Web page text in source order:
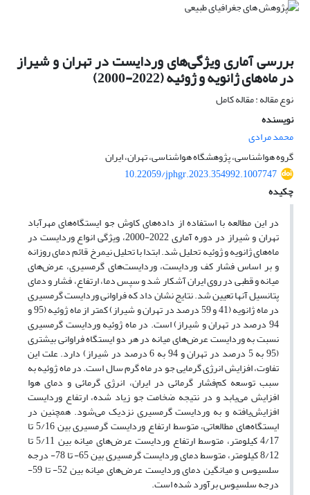
بررسی آماری ویژگی‌های وردایست در تهران و شیراز
در ماه‌های ژانویه و ژوئیه (2022-2000)
نوع مقاله : مقاله کامل
نویسنده
محمد مرادی
گروه هواشناسی، پژوهشگاه هواشناسی، تهران، ایران
10.22059/jphgr.2023.354992.1007747
چکیده
در این مطالعه با استفاده از داده‌های کاوش جو ایستگاه‌های مهرآباد
تهران و شیراز در دوره آماری 2022-2000، ویژگی انواع وردایست در
ماه‌های ژانویه و ژوئیه تحلیل شد. ابتدا با تحلیل نیم­رخ قائم دمای روزانه
و بر اساس فشار کف وردایست، وردایست‌های گرمسیری، عرض‌های
میانه و قطبی در روی ایران آشکار شد و سپس دما، ارتفاع، فشار و دمای
پتانسیل آنها تعیین شد. نتایج نشان داد که فراوانی وردایست گرمسیری
در ماه ژانویه (41 و 59 درصد در تهران و شیراز) کمتر از ماه ژوئیه (95 و
94 درصد در تهران و شیراز) است. در ماه ژوئیه وردایست گرمسیری
نسبت به وردایست عرض‌های میانه در هر دو ایستگاه فراوانی بیشتری
(95 به 5 درصد در تهران و 94 به 6 درصد در شیراز) دارد. علت این
تفاوت، افزایش انرژی گرمایی جو در ماه گرم سال است. در ماه ژوئیه به
سبب توسعه کم‌فشار گرمائی در ایران، انرژی گرمائی و دمای هوا
افزایش می‌یابد و در نتیجه ضخامت جو زیاد شده، ارتفاع وردایست
افزایش‌یافته و به وردایست گرمسیری نزدیک می‌شود. همچنین در
ایستگاه‌های مطالعاتی، متوسط ارتفاع وردایست گرمسیری بین 5/16 تا
4/17 کیلومتر، متوسط ارتفاع وردایست عرض‌های میانه بین 5/11 تا
8/12 کیلومتر، متوسط دمای وردایست گرمسیری بین 65- تا 78- درجه
سلسیوس و میانگین دمای وردایست عرض‌های میانه بین 52- تا 59-
درجه سلسیوس برآورد شده است.